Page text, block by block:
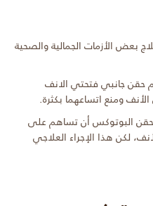
بعض الأزمات الجمالية والصحية
جانبي فتحتي الانف
ومنع اتساعهما بكثرة.
البوتوكس أن تساهم على
لكن هذا الإجراء العلاجي